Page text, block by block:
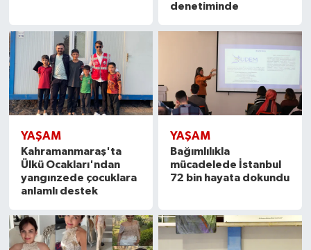
denetiminde
YAŞAM
Kahramanmaraş'ta
Ülkü Ocakları'ndan
yangınzede çocuklara
anlamlı destek
YAŞAM
Bağımlılıkla
mücadelede İstanbul
72 bin hayata dokundu